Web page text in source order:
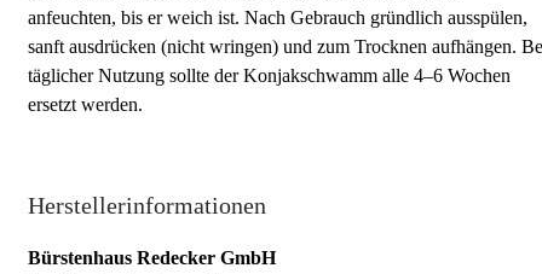
anfeuchten, bis er weich ist. Nach Gebrauch gründlich ausspülen,
sanft ausdrücken (nicht wringen) und zum Trocknen aufhängen.
täglicher Nutzung sollte der Konjakschwamm alle 4–6 Wochen
ersetzt werden.
Herstellerinformationen
Bürstenhaus Redecker GmbH